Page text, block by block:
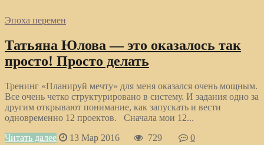
Эпоха перемен
Татьяна Юлова — это оказалось так
просто! Просто делать
Тренинг «Планируй мечту» для меня оказался очень мощным.
Все очень четко структурировано в систему. И задания одно за
другим открывают понимание, как запускать и вести
одновременно 12 проектов. Сначала мои 12...
Читать далее
13 Мар 2016 729 0